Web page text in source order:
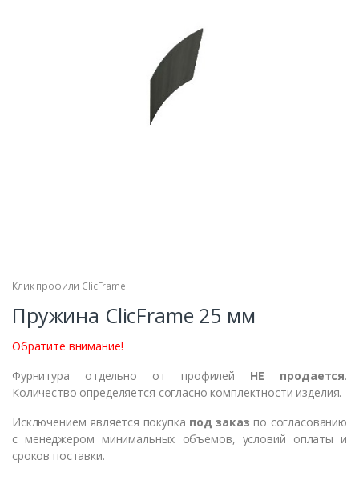
Клик профили ClicFrame
Пружина ClicFrame 25 мм
Обратите внимание!
Фурнитура отдельно от профилей НЕ продается.
Количество определяется согласно комплектности изделия.
Исключением является покупка под заказ по согласованию
с менеджером минимальных объемов, условий оплаты и
сроков поставки.